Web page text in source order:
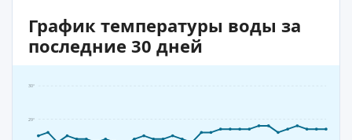
График температуры воды за
последние 30 дней
29°
30°